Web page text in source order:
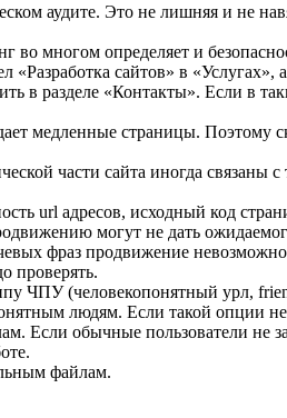
аудите. Это не лишняя и не
многом определяет и
«Разработка сайтов» в
в разделе «Контакты». Если в
медленные страницы. Поэтому
части сайта иногда связаны
url адресов, исходный код
могут не дать
фраз продвижение
проверять.
ЧПУ (человекопонятный урл,
людям. Если такой опции
Если обычные пользователи не
файлам.